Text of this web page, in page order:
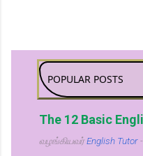
POPULAR POSTS
The 12 Basic
வழங்கியவர்English Tutor -